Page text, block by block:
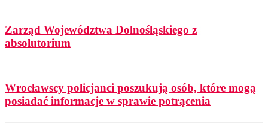
Zarząd Województwa Dolnośląskiego z
absolutorium
Wrocławscy policjanci poszukują osób, które mogą
posiadać informacje w sprawie potrącenia